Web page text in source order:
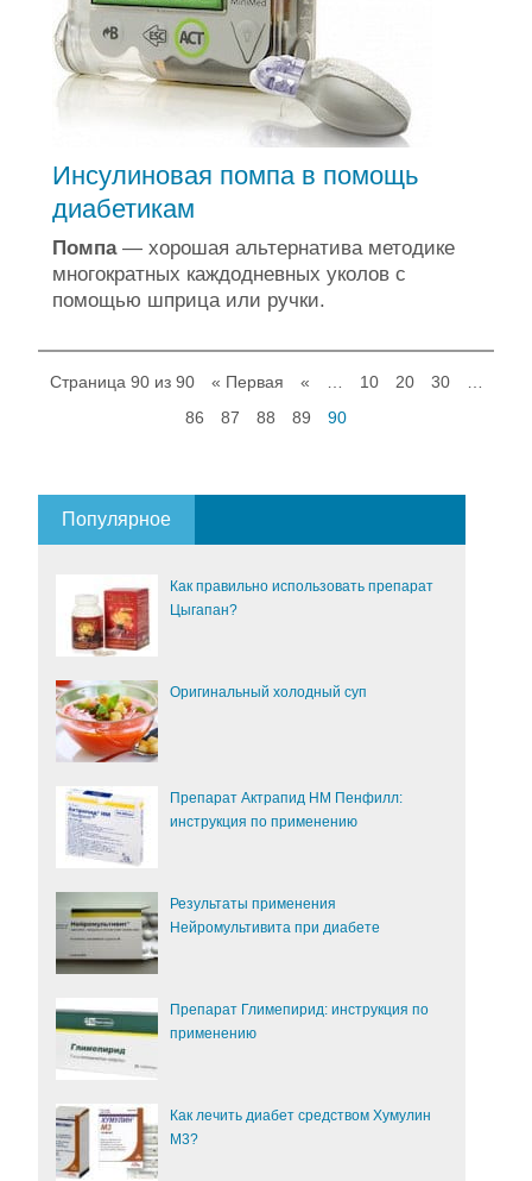
Инсулиновая помпа в помощь
диабетикам
Помпа— хорошая альтернатива методике
многократных каждодневных уколов с
помощью шприца или ручки.
Страница 90 из 90 « Первая « 10 20 30
86
87 88 89 90
Популярное
Как правильно использовать препарат
Цыгапан?
Оригинальный холодный суп
Препарат Актрапид НМ Пенфилл:
инструкция по применению
Результаты применения
Нейромультивита при диабете
Препарат Глимепирид: инструкция по
применению
Как лечить диабет средством Хумулин
М3?